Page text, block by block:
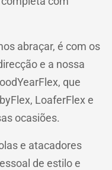
abraçar, é com os
e a nossa
que
LoaferFlex e
ocasiões.
e atacadores
de estilo e